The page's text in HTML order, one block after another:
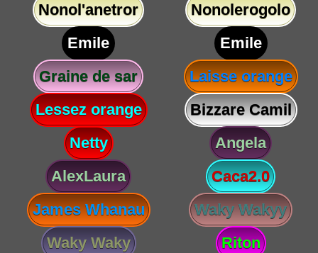
Nonol'anetror
Nonolerogolo
Emile
Emile
Graine de sar
Laisse orange
Lessez orange
Bizzare Camil
Netty
Angela
AlexLaura
Caca2.0
James Whanau
Waky Wakyy
Waky Waky
Riton